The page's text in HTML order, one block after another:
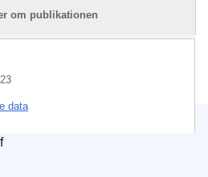
om publikationen
data
Publikationskontor